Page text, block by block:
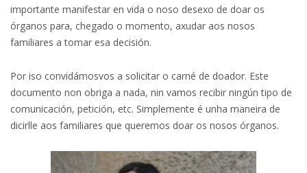
importante manifestar en vida o noso desexo de doar os
órganos para, chegado o momento, axudar aos nosos
familiares a tomar esa decisión.
Por iso convidámosvos a solicitar o carné de doador. Este
documento non obriga a nada, nin vamos recibir ningún tipo de
comunicación, petición, etc. Simplemente é unha maneira de
dicirlle aos familiares que queremos doar os nosos órganos.